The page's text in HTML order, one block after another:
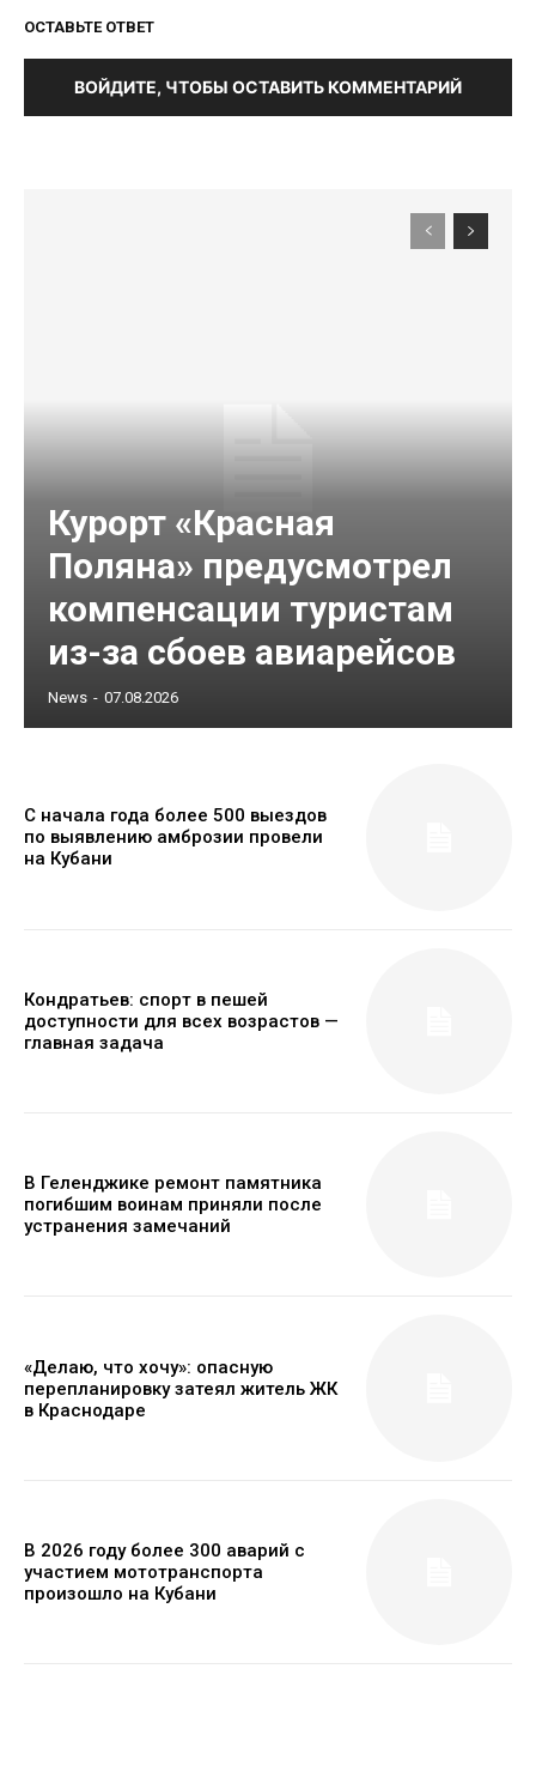
ОСТАВЬТЕ ОТВЕТ
ВОЙДИТЕ, ЧТОБЫ ОСТАВИТЬ КОММЕНТАРИЙ
Курорт «Красная
Поляна» предусмотрел
компенсации туристам
из-за сбоев авиарейсов
News - 07.08.2026
С начала года более 500 выездов
по выявлению амброзии провели
на Кубани
Кондратьев: спорт в пешей
доступности для всех возрастов —
главная задача
В Геленджике ремонт памятника
погибшим воинам приняли после
устранения замечаний
«Делаю, что хочу»: опасную
перепланировку затеял житель ЖК
в Краснодаре
В 2026 году более 300 аварий с
участием мототранспорта
произошло на Кубани